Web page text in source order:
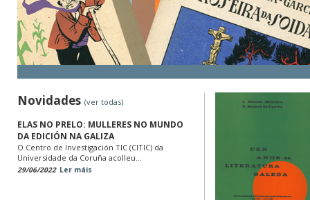
Novidades (ver todas)
ELAS NO PRELO: MULLERES NO MUNDO
DA EDICIÓN NA GALIZA
O Centro de Investigación TIC (CITIC) da
Universidade da Coruña acolleu...
29/06/2022 Ler máis